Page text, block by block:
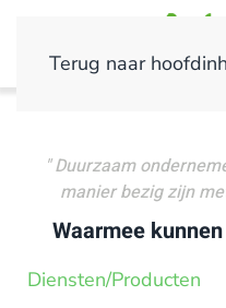
Terug naar
" Duurzaam
manier bezig zijn
Waarmee
Diensten/Producten